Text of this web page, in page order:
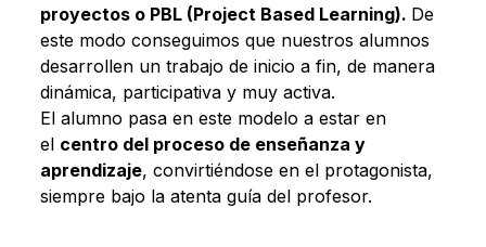
proyectos o PBL (Project Based Learning). De
este modo conseguimos que nuestros alumnos
desarrollen un trabajo de inicio a fin, de manera
dinámica, participativa y muy activa.
El alumno pasa en este modelo a estar en
el centro del proceso de enseñanza y
aprendizaje, convirtiéndose en el protagonista,
siempre bajo la atenta guía del profesor.